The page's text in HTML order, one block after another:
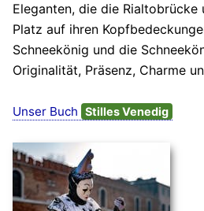
Eleganten, die die Rialtobrücke
Platz auf ihren
Schneekönig und die
Originalität, Präsenz, Charme
Unser Buch Stilles Venedig